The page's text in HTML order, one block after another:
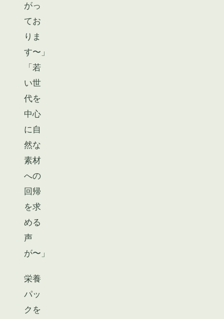
がっ
てお
りま
す〜」
「若
い世
代を
中心
に自
然な
素材
への
回帰
を求
める
声
が〜」
栄養
パッ
クを